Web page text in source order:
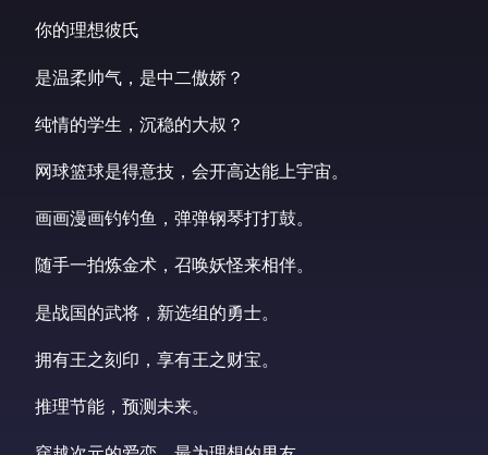
你的理想彼氏
是温柔帅气，是中二傲娇？
纯情的学生，沉稳的大叔？
网球篮球是得意技，会开高达能上宇宙。
画画漫画钓钓鱼，弹弹钢琴打打鼓。
随手一拍炼金术，召唤妖怪来相伴。
是战国的武将，新选组的勇士。
拥有王之刻印，享有王之财宝。
推理节能，预测未来。